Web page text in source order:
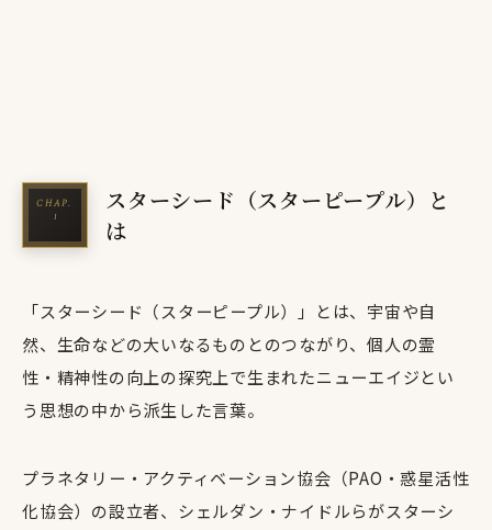
スターシード（スターピープル）と
は
「スターシード（スターピープル）」とは、宇宙や自
然、生命などの大いなるものとのつながり、個人の霊
性・精神性の向上の探究上で生まれたニューエイジとい
う思想の中から派生した言葉。
プラネタリー・アクティベーション協会（PAO・惑星活性
化協会）の設立者、シェルダン・ナイドルらがスターシ